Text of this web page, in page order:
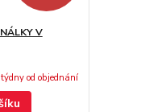
V
od objednání